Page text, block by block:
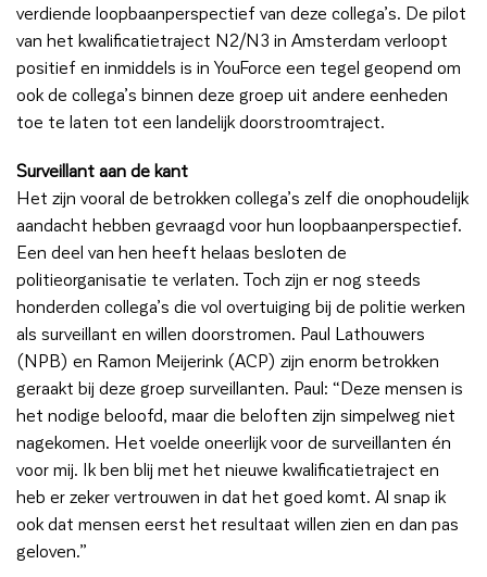
verdiende loopbaanperspectief van deze collega’s. De pilot
van het kwalificatietraject N2/N3 in Amsterdam verloopt
positief en inmiddels is in YouForce een tegel geopend om
ook de collega’s binnen deze groep uit andere eenheden
toe te laten tot een landelijk doorstroomtraject.
Surveillant aan de kant
Het zijn vooral de betrokken collega’s zelf die onophoudelijk
aandacht hebben gevraagd voor hun loopbaanperspectief.
Een deel van hen heeft helaas besloten de
politieorganisatie te verlaten. Toch zijn er nog steeds
honderden collega’s die vol overtuiging bij de politie werken
als surveillant en willen doorstromen. Paul Lathouwers
(NPB) en Ramon Meijerink (ACP) zijn enorm betrokken
geraakt bij deze groep surveillanten. Paul: “Deze mensen is
het nodige beloofd, maar die beloften zijn simpelweg niet
nagekomen. Het voelde oneerlijk voor de surveillanten én
voor mij. Ik ben blij met het nieuwe kwalificatietraject en
heb er zeker vertrouwen in dat het goed komt. Al snap ik
ook dat mensen eerst het resultaat willen zien en dan pas
geloven.”